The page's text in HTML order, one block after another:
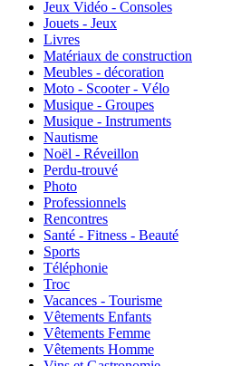
Jeux Vidéo - Consoles
Jouets - Jeux
Livres
Matériaux de construction
Meubles - décoration
Moto - Scooter - Vélo
Musique - Groupes
Musique - Instruments
Nautisme
Noël - Réveillon
Perdu-trouvé
Photo
Professionnels
Rencontres
Santé - Fitness - Beauté
Sports
Téléphonie
Troc
Vacances - Tourisme
Vêtements Enfants
Vêtements Femme
Vêtements Homme